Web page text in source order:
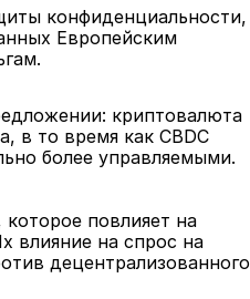
конфиденциальности,
Европейским
криптовалюта
в то время как CBDC
более управляемыми.
повлияет на
влияние на спрос на
децентрализованного